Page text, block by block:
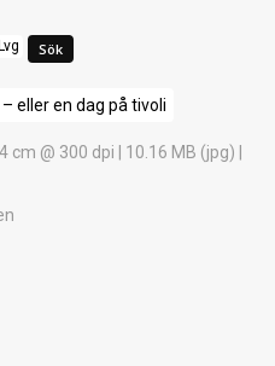
– eller en dag på tivoli
@ 300 dpi | 10.16 MB (jpg) |